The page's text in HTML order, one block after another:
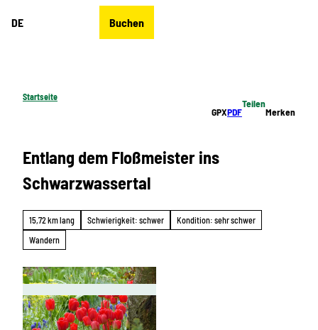
DE Buchen
Startseite
GPXPDF
Teilen
Merken
Entlang dem Floßmeister ins
Schwarzwassertal
15,72 km lang Schwierigkeit: schwer
Kondition: sehr schwer
Wandern